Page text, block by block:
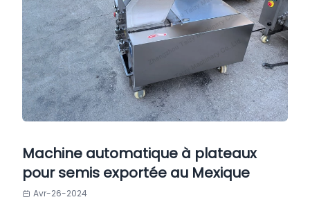
Machine automatique à plateaux
pour semis exportée au Mexique
Avr-26-2024